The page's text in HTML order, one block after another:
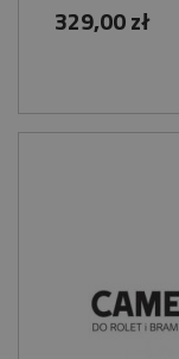
329,00 zł